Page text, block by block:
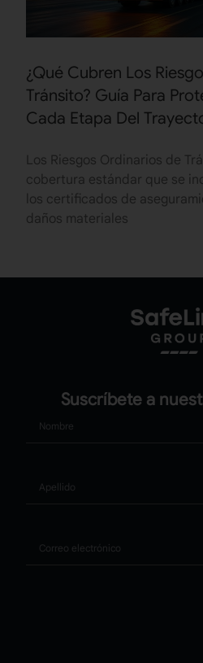
¿Qué Cubren Los
Tránsito? Guía Para
Cada Etapa Del
Los Riesgos Ordinarios de
cobertura estándar que se
los certificados de
daños materiales
Suscríbete a
Nombre